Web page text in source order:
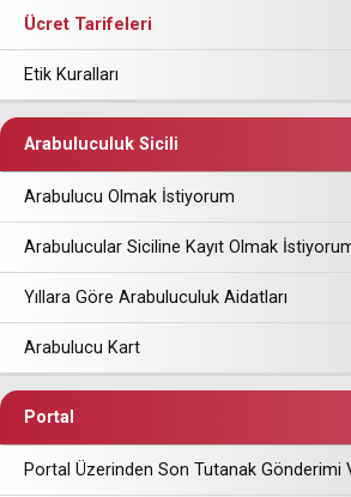
Ücret Tarifeleri
Etik Kuralları
Arabuluculuk Sicili
Arabulucu Olmak İstiyorum
Arabulucular Siciline Kayıt Olmak
Yıllara Göre Arabuluculuk Aidatları
Arabulucu Kart
Portal
Portal Üzerinden Son Tutanak Gönderimi